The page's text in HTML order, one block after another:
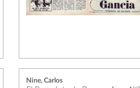
Nine, Carlos